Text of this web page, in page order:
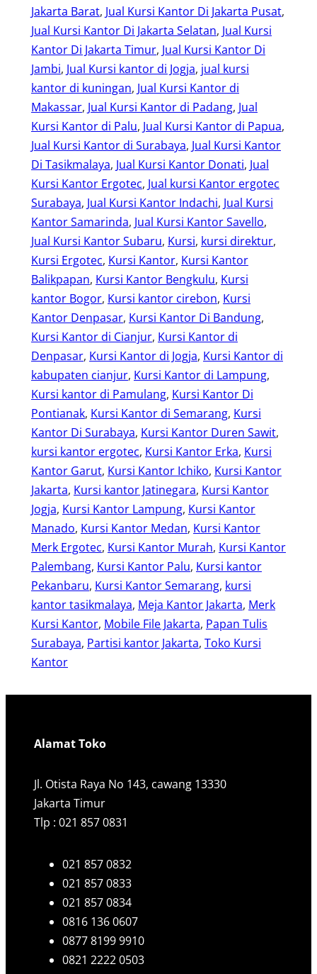
Jakarta Barat, Jual Kursi Kantor Di Jakarta Pusat
Jual Kursi Kantor Di Jakarta Selatan, Jual Kursi
Kantor Di Jakarta Timur, Jual Kursi Kantor Di
Jambi, Jual Kursi kantor di Jogja, jual kursi
kantor di kuningan, Jual Kursi Kantor di
Makassar, Jual Kursi Kantor di Padang, Jual
Kursi Kantor di Palu, Jual Kursi Kantor di Papua
Jual Kursi Kantor di Surabaya, Jual Kursi Kantor
Di Tasikmalaya, Jual Kursi Kantor Donati, Jual
Kursi Kantor Ergotec, Jual kursi Kantor ergotec
Surabaya, Jual Kursi Kantor Indachi, Jual Kursi
Kantor Samarinda, Jual Kursi Kantor Savello
Jual Kursi Kantor Subaru, Kursi, kursi direktur
Kursi Ergotec, Kursi Kantor, Kursi Kantor
Balikpapan, Kursi Kantor Bengkulu, Kursi
kantor Bogor, Kursi kantor cirebon, Kursi
Kantor Denpasar, Kursi Kantor Di Bandung
Kursi Kantor di Cianjur, Kursi Kantor di
Denpasar, Kursi Kantor di Jogja, Kursi Kantor di
kabupaten cianjur, Kursi Kantor di Lampung
Kursi kantor di Pamulang, Kursi Kantor Di
Pontianak, Kursi Kantor di Semarang, Kursi
Kantor Di Surabaya, Kursi Kantor Duren Sawit
kursi kantor ergotec, Kursi Kantor Erka, Kursi
Kantor Garut, Kursi Kantor Ichiko, Kursi Kantor
Jakarta, Kursi kantor Jatinegara, Kursi Kantor
Jogja, Kursi Kantor Lampung, Kursi Kantor
Manado, Kursi Kantor Medan, Kursi Kantor
Merk Ergotec, Kursi Kantor Murah, Kursi Kantor
Palembang, Kursi Kantor Palu, Kursi kantor
Pekanbaru, Kursi Kantor Semarang, kursi
kantor tasikmalaya, Meja Kantor Jakarta, Merk
Kursi Kantor, Mobile File Jakarta, Papan Tulis
Surabaya, Partisi kantor Jakarta, Toko Kursi
Kantor
Alamat Toko
Jl. Otista Raya No 143, cawang 13330
Jakarta Timur
Tlp : 021 857 0831
021 857 0832
021 857 0833
021 857 0834
0816 136 0607
0877 8199 9910
0821 2222 0503